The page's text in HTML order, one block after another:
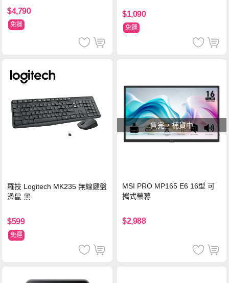
$4,790
免運
$1,090
免運
羅技 Logitech MK235 無線鍵盤
滑鼠 黑
$599
免運
售完，補貨中
MSI PRO MP165 E6 16型 可
攜式螢幕
$2,988